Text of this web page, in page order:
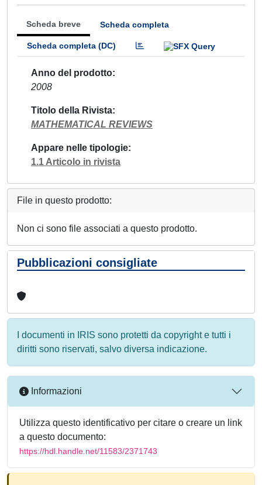
Scheda breve Scheda completa
Scheda completa (DC)
Anno del prodotto
2008
Titolo della Rivista
MATHEMATICAL REVIEWS
Appare nelle tipologie
1.1 Articolo in rivista
File in questo prodotto:
Non ci sono file associati a questo prodotto.
Pubblicazioni consigliate
I documenti in IRIS sono protetti da copyright e tutti i
diritti sono riservati, salvo diversa indicazione.
Informazioni
Utilizza questo identificativo per citare o creare un link
a questo documento:
https://hdl.handle.net/11583/2371743